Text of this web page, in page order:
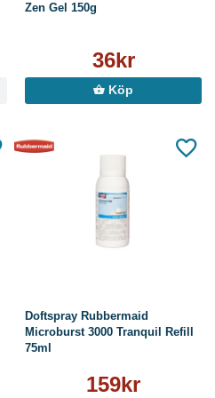
Zen Gel 150g
36kr
Köp
Doftspray Rubbermaid
Microburst 3000 Tranquil Refill
75ml
159kr